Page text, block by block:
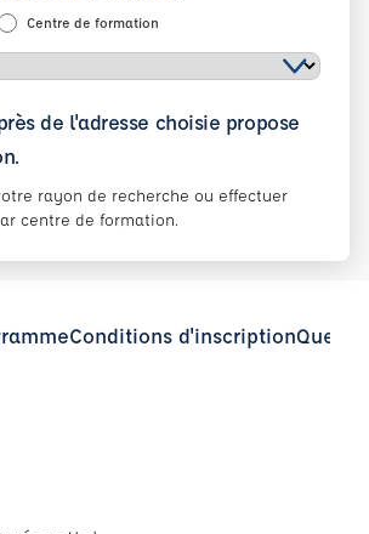
Centre de formation
de l'adresse choisie propose
rayon de recherche ou effectuer
centre de formation.
Conditions d'inscription